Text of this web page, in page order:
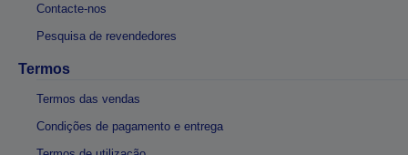
Contacte-nos
Pesquisa de revendedores
Termos
Termos das vendas
Condições de pagamento e entrega